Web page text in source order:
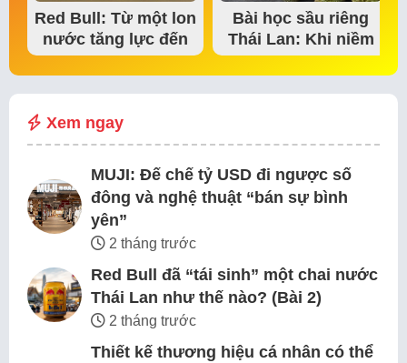
Red Bull: Từ một lon
nước tăng lực đến
đế chế thể…
Bài học sầu riêng
Thái Lan: Khi niềm
tin thị trường bắt…
Xem ngay
MUJI: Đế chế tỷ USD đi ngược số
đông và nghệ thuật “bán sự bình
yên”
2 tháng trước
Red Bull đã “tái sinh” một chai nước
Thái Lan như thế nào? (Bài 2)
2 tháng trước
Thiết kế thương hiệu cá nhân có thể